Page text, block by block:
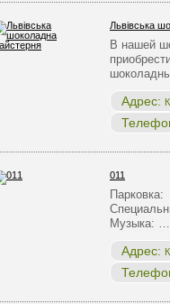
Львівська
В нашей
Адрес:
011
Музыка: …
Адрес: